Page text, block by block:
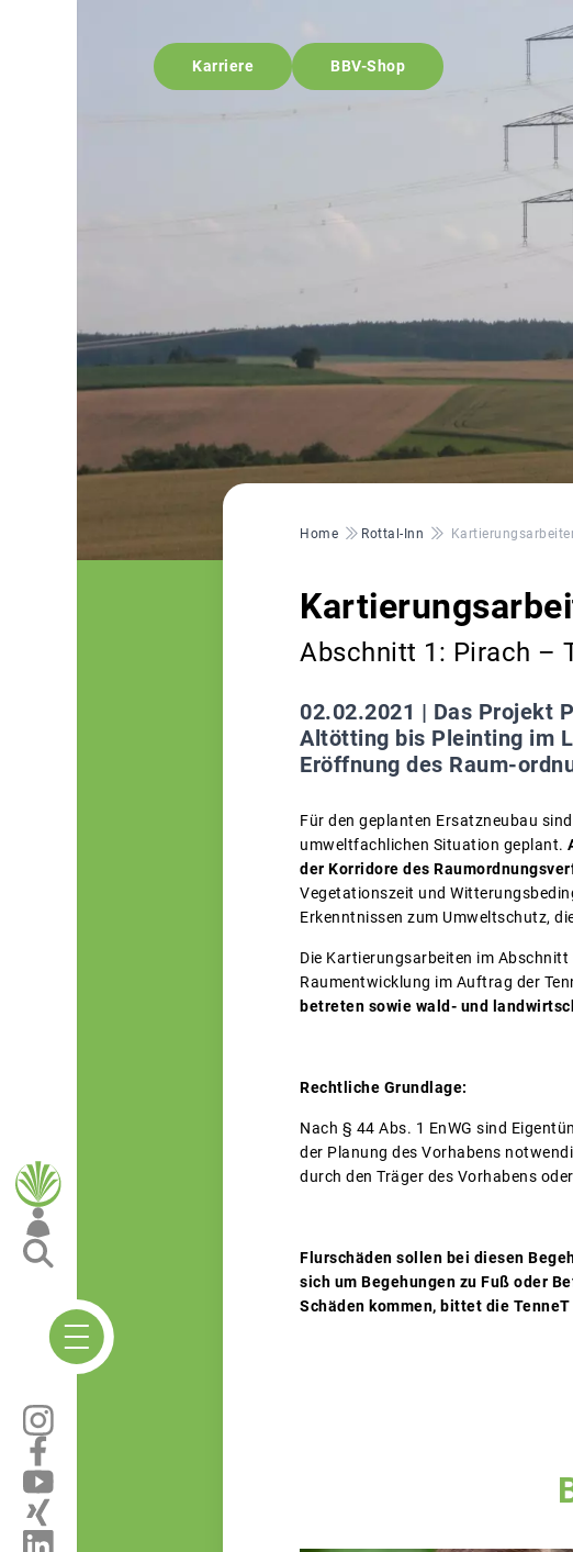
Karriere BBV-Shop
Pfadnavigation
Home Rottal-Inn
Abschnitt 1: Pirach –
02.02.2021 | Das Projekt
Altötting bis Pleinting im
Eröffnung des Raum-
Für den geplanten Ersatzneubau
umweltfachlichen Situation geplant.
der Korridore des
Vegetationszeit und
Erkenntnissen zum Umweltschutz,
Die Kartierungsarbeiten im
Raumentwicklung im Auftrag der
betreten sowie wald- und
Rechtliche Grundlage:
Nach § 44 Abs. 1 EnWG sind
der Planung des Vorhabens
durch den Träger des Vorhabens
Flurschäden sollen bei diesen
sich um Begehungen zu Fuß oder
Schäden kommen, bittet die